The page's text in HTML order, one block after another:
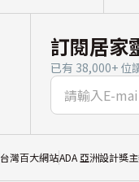
訂閱居家
已有 38,000+ 位
台灣百大網站ADA 亞洲設計獎